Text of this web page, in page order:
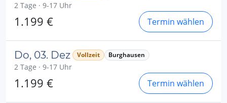
2 Tage · 9-17 Uhr
1.199 € Termin wählen
Do, 03. Dez Vollzeit Burghausen
2 Tage · 9-17 Uhr
1.199 € Termin wählen